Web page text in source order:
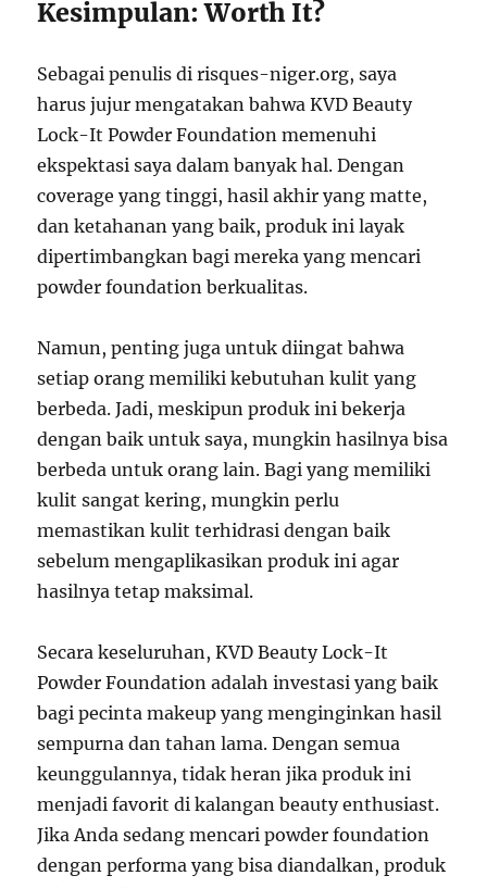
Kesimpulan: Worth It?
Sebagai penulis di risques-niger.org, saya
harus jujur mengatakan bahwa KVD Beauty
Lock-It Powder Foundation memenuhi
ekspektasi saya dalam banyak hal. Dengan
coverage yang tinggi, hasil akhir yang matte,
dan ketahanan yang baik, produk ini layak
dipertimbangkan bagi mereka yang mencari
powder foundation berkualitas.
Namun, penting juga untuk diingat bahwa
setiap orang memiliki kebutuhan kulit yang
berbeda. Jadi, meskipun produk ini bekerja
dengan baik untuk saya, mungkin hasilnya bisa
berbeda untuk orang lain. Bagi yang memiliki
kulit sangat kering, mungkin perlu
memastikan kulit terhidrasi dengan baik
sebelum mengaplikasikan produk ini agar
hasilnya tetap maksimal.
Secara keseluruhan, KVD Beauty Lock-It
Powder Foundation adalah investasi yang baik
bagi pecinta makeup yang menginginkan hasil
sempurna dan tahan lama. Dengan semua
keunggulannya, tidak heran jika produk ini
menjadi favorit di kalangan beauty enthusiast.
Jika Anda sedang mencari powder foundation
dengan performa yang bisa diandalkan, produk